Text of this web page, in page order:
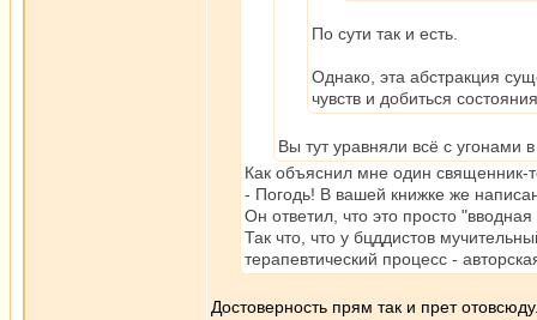
По сути так и есть.
Однако, эта абстракция
чувств и добиться
Вы тут уравняли всё с угонами
Как объяснил мне один священник-
- Погодь! В вашей книжке же
Он ответил, что это просто
Так что, что у бцддистов
терапевтический процесс -
Достоверность прям так и прет